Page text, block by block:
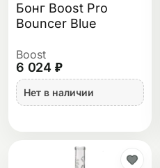
Бонг Boost Pro
Bouncer Blue
Boost
6 024 ₽
Нет в наличии